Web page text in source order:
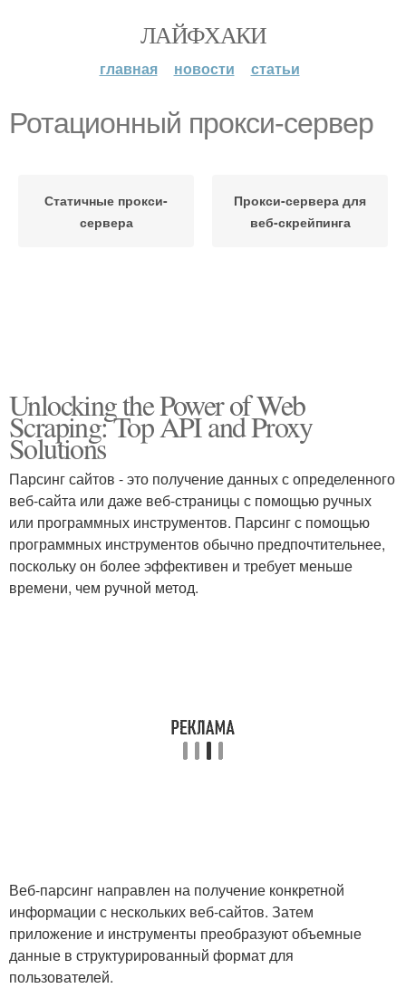
ЛАЙФХАКИ
главная новости статьи
Ротационный прокси-сервер
Статичные прокси-
сервера
Прокси-сервера для
веб-скрейпинга
Unlocking the Power of Web
Scraping: Top API and Proxy
Solutions
Парсинг сайтов - это получение данных с определенного
веб-сайта или даже веб-страницы с помощью ручных
или программных инструментов. Парсинг с помощью
программных инструментов обычно предпочтительнее,
поскольку он более эффективен и требует меньше
времени, чем ручной метод.
Веб-парсинг направлен на получение конкретной
информации с нескольких веб-сайтов. Затем
приложение и инструменты преобразуют объемные
данные в структурированный формат для
пользователей.